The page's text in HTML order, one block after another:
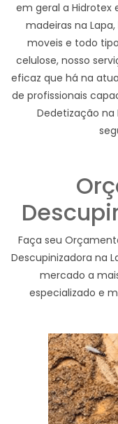
em geral a Hidrotex
madeiras na
moveis e todo
celulose, nosso
eficaz que há na
de profissionais
Dedetização
Faça seu
Descupinizadora na
mercado a
especializado e